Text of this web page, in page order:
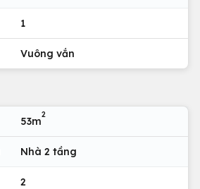
1
Vuông vắn
53m
2
Nhà 2 tầng
2